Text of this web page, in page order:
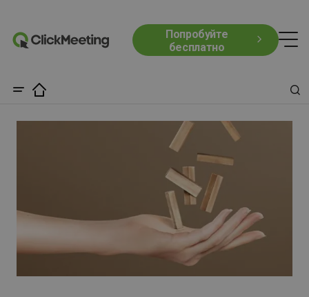
Попробуйте
бесплатно